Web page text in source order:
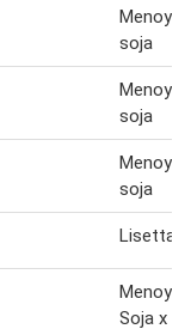
Menoyo
soja
Menoyo
soja
Menoyo
soja
Lisetta
Menoyo
Soja x